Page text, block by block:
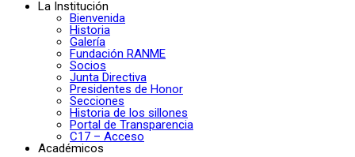
La Institución
Bienvenida
Historia
Galería
Fundación RANME
Socios
Junta Directiva
Presidentes de Honor
Secciones
Historia de los sillones
Portal de Transparencia
C17 – Acceso
Académicos